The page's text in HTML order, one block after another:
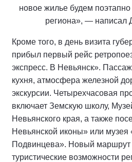
новое жилье будем
региона», — написал
Кроме того, в день визита
прибыл первый рейс
экспресс. В Невьянск».
кухня, атмосфера железной
экскурсии. Четырехчасовая
включает Земскую школу,
Невьянского края, а также
Невьянской иконы» или музея
Подвинцева». Новый маршрут
туристические возможности